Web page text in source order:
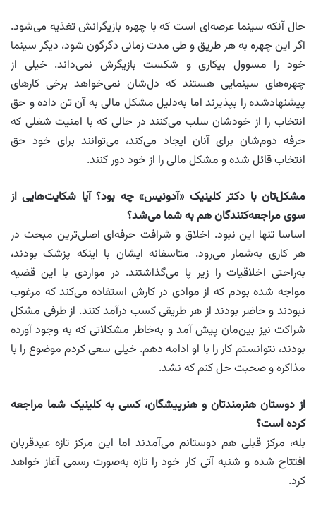
حال آنکه سینما عرصه‌ای است که با چهره بازیگرانش تغذیه می‌شود.
اگر این چهره به هر طریق و طی مدت زمانی دگرگون شود، دیگر سینما
خود را مسوول بیکاری و شکست بازیگرش نمی‌داند. خیلی از
چهره‌های سینمایی هستند که دل‌شان نمی‌خواهد برخی کارهای
پیشنهادشده را بپذیرند اما به‌دلیل مشکل مالی به آن تن داده و حق
انتخاب را از خودشان سلب می‌کنند در حالی که با امنیت شغلی که
حرفه دوم‌شان برای‌ آنان ایجاد می‌کند، می‌توانند برای خود حق
انتخاب قائل شده و مشکل مالی را از خود دور کنند.
مشکل‌تان با دکتر کلینیک «آدونیس» چه بود؟ آیا شکایت‌هایی از
سوی مراجعه‌کنندگان هم به شما می‌شد؟
اساسا تنها این نبود. اخلاق و شرافت حرفه‌ای اصلی‌ترین مبحث در
هر کاری به‌شمار می‌رود. متاسفانه ایشان با اینکه پزشک بودند،
به‌راحتی اخلاقیات را زیر پا می‌گذاشتند. در مواردی با این قضیه
مواجه شده بودم که از موادی در کارش استفاده می‌کند که مرغوب
نبودند و حاضر بودند از هر طریقی کسب درآمد کنند. از طرفی مشکل
شراکت نیز بین‌مان پیش آمد و به‌خاطر مشکلاتی که به وجود آورده
بودند، نتوانستم کار را با او ادامه دهم. خیلی سعی کردم موضوع را با
مذاکره و صحبت حل کنم که نشد.
از دوستان هنرمندتان و هنرپیشگان، کسی به کلینیک شما مراجعه
کرده است؟
بله، مرکز قبلی هم دوستانم می‌آمدند اما این مرکز تازه عیدقربان
افتتاح شده و شنبه آتی کار خود را تازه به‌صورت رسمی آغاز خواهد
کرد.